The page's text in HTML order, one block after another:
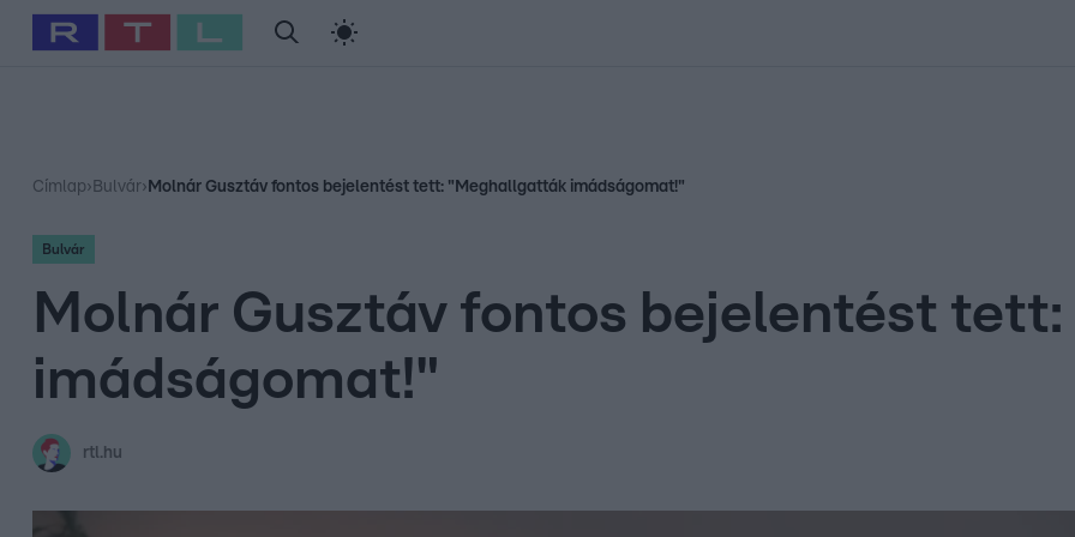
Babits Marcella Szellő István Most Wanted
Címlap› Bulvár› Molnár Gusztáv fontos bejelentést tett: "Meghallgatták imádságomat!"
Bulvár
Molnár Gusztáv fontos bejelentést
imádságomat!"
rtl.hu